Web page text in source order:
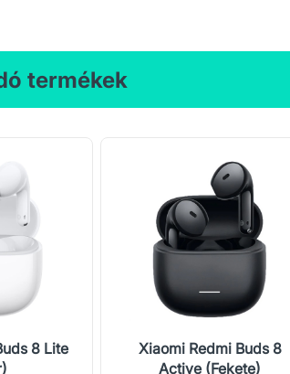
termékek
8 Lite
Xiaomi Redmi Buds 8
Active (Fekete)